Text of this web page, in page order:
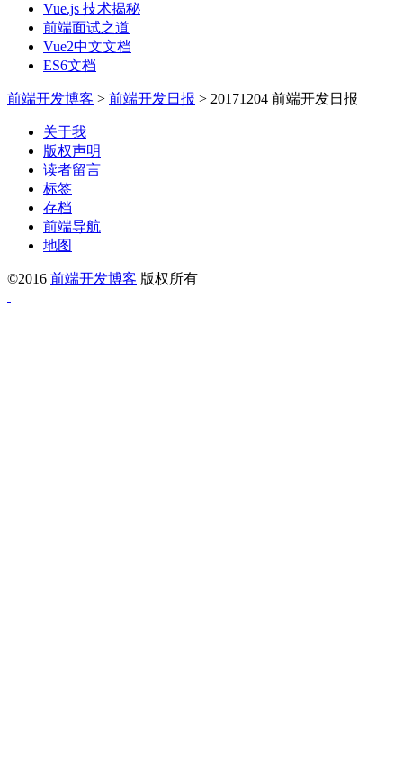
Vue.js 技术揭秘
前端面试之道
Vue2中文文档
ES6文档
前端开发博客 > 前端开发日报 > 20171204 前端开发日报
关于我
版权声明
读者留言
标签
存档
前端导航
地图
©2016 前端开发博客 版权所有